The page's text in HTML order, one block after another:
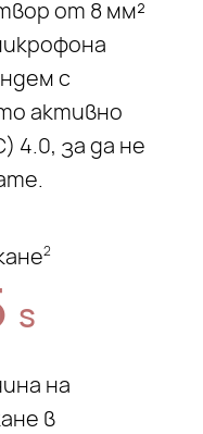
от 8 мм²
с
активно
4.0, за да не
2
s
на
в